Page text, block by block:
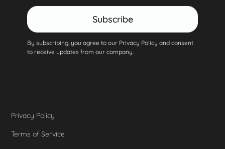
Subscribe
By subscribing, you agree to our Privacy Policy and consent
to receive updates from our company.
Privacy Policy
Terms of Service